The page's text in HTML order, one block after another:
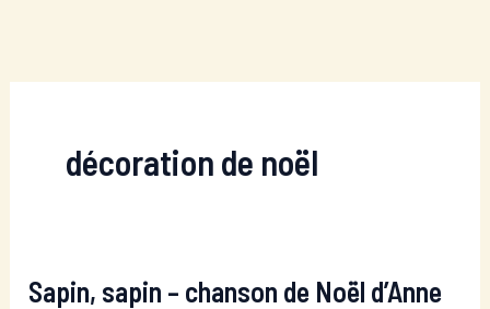
décoration de noël
Sapin, sapin – chanson de Noël d’Anne